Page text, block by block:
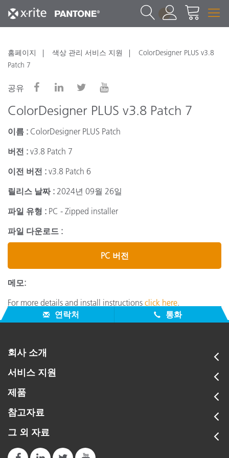
1
홈페이지 색상 관리 서비스 지원
ColorDesigner PLUS v3.8
Patch 7
공유
ColorDesigner PLUS v3.8 Patch 7
이름 : ColorDesigner PLUS Patch
버전 : v3.8 Patch 7
이전 버전 : v3.8 Patch 6
릴리스 날짜 : 2024년 09월 26일
파일 유형 : PC - Zipped installer
파일 다운로드 :
PC 버전
메모:
For more details and install instructions click here.
연락처
통화
회사 소개
서비스 지원
제품
참고자료
그 외 자료